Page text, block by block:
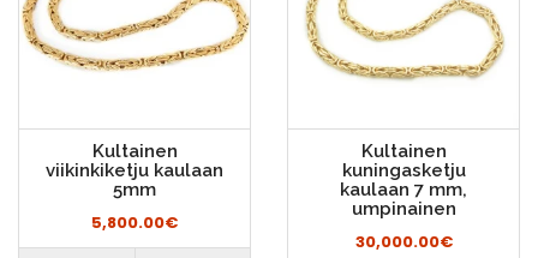
Kultainen
viikinkiketju kaulaan
5mm
5,800.00€
Kultainen
kuningasketju
kaulaan 7 mm,
umpinainen
30,000.00€